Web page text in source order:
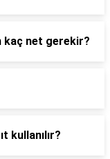
kaç net gerekir?
kullanılır?